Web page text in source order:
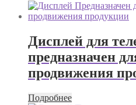
Дисплей для
предназначен
продвижения
Подробнее